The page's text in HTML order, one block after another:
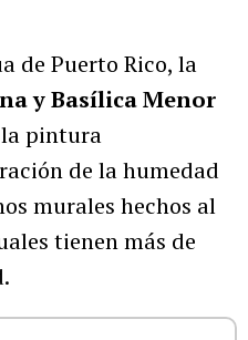
de Puerto Rico, la
y Basílica Menor
pintura
de la humedad
murales hechos al
tienen más de